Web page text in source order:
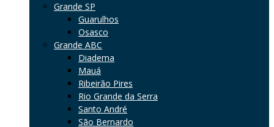
Grande SP
Guarulhos
Osasco
Grande ABC
Diadema
Mauá
Ribeirão Pires
Rio Grande da Serra
Santo André
São Bernardo